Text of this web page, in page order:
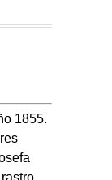
1855.